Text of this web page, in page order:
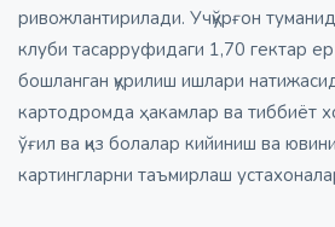
ривожлантирилади. Учқўрғон
клуби тасарруфидаги 1,70 гектар
бошланган қурилиш ишлари
картодромда ҳакамлар ва тиббиёт
ўғил ва қиз болалар кийиниш ва
картингларни таъмирлаш